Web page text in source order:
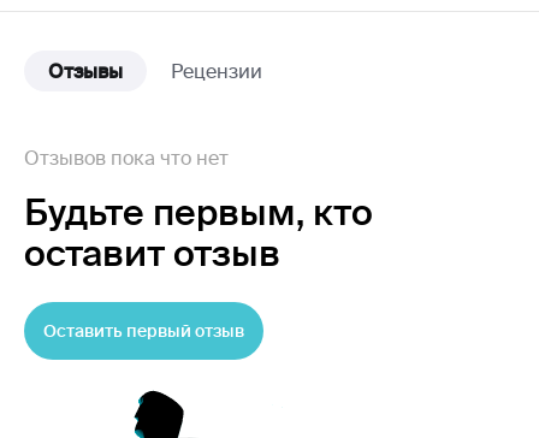
Отзывы Рецензии
Отзывов пока что нет
Будьте первым, кто
оставит отзыв
Оставить первый отзыв